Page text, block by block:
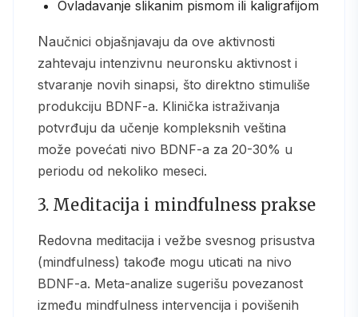
Ovladavanje slikanim pismom ili kaligrafijom
Naučnici objašnjavaju da ove aktivnosti
zahtevaju intenzivnu neuronsku aktivnost i
stvaranje novih sinapsi, što direktno stimuliše
produkciju BDNF-a. Klinička istraživanja
potvrđuju da učenje kompleksnih veština
može povećati nivo BDNF-a za 20-30% u
periodu od nekoliko meseci.
3. Meditacija i mindfulness prakse
Redovna meditacija i vežbe svesnog prisustva
(mindfulness) takođe mogu uticati na nivo
BDNF-a. Meta-analize sugerišu povezanost
između mindfulness intervencija i povišenih